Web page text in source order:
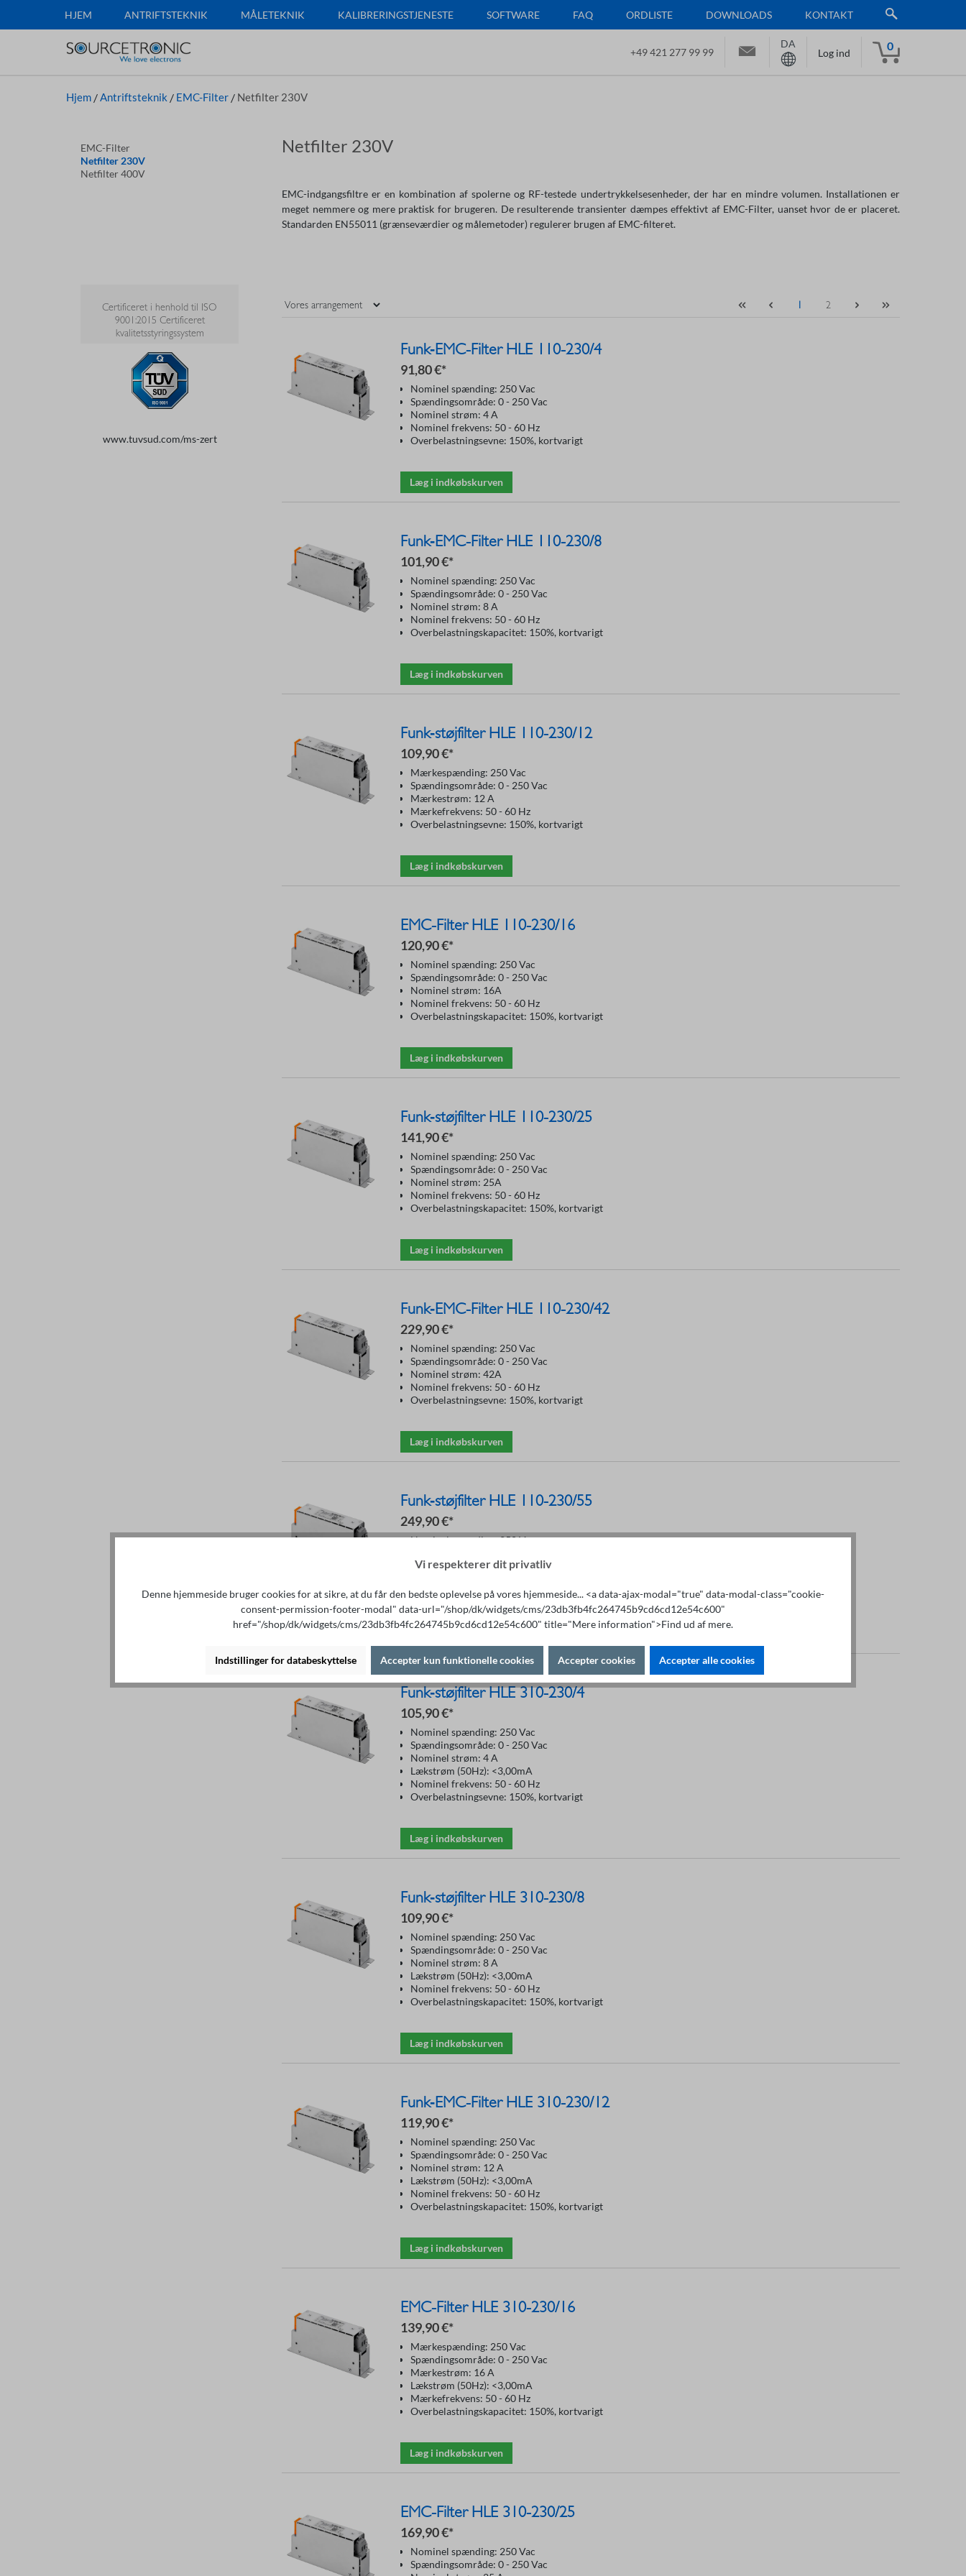
HJEM ANTRIFTSTEKNIK MÅLETEKNIK KALIBRERINGSTJENESTE SOFTWARE FAQ ORDLISTE DOWNLOADS KONTAKT
+49 421 277 99 99
DA
Log ind
0
Hjem /Antriftsteknik / EMC-Filter / Netfilter 230V
EMC-Filter
Netfilter 230V
Netfilter 400V
Certificeret i henhold til ISO
9001:2015 Certificeret
kvalitetsstyringssystem
www.tuvsud.com/ms-zert
Netfilter 230V
EMC-indgangsfiltre er en kombination af spolerne og RF-testede undertrykkelsesenheder, der har en mindre volumen. Installationen er
meget nemmere og mere praktisk for brugeren. De resulterende transienter dæmpes effektivt af EMC-Filter, uanset hvor de er placeret.
Standarden EN55011 (grænseværdier og målemetoder) regulerer brugen af EMC-filteret.
1 2
Funk‑EMC-Filter HLE 110-230/4
91,80 €*
Nominel spænding: 250 Vac
Spændingsområde: 0 - 250 Vac
Nominel strøm: 4 A
Nominel frekvens: 50 - 60 Hz
Overbelastningsevne: 150%, kortvarigt
Læg i indkøbskurven
Funk‑EMC-Filter HLE 110-230/8
101,90 €*
Nominel spænding: 250 Vac
Spændingsområde: 0 - 250 Vac
Nominel strøm: 8 A
Nominel frekvens: 50 - 60 Hz
Overbelastningskapacitet: 150%, kortvarigt
Læg i indkøbskurven
Funk‑støjfilter HLE 110-230/12
109,90 €*
Mærkespænding: 250 Vac
Spændingsområde: 0 - 250 Vac
Mærkestrøm: 12 A
Mærkefrekvens: 50 - 60 Hz
Overbelastningsevne: 150%, kortvarigt
Læg i indkøbskurven
EMC-Filter HLE 110-230/16
120,90 €*
Nominel spænding: 250 Vac
Spændingsområde: 0 - 250 Vac
Nominel strøm: 16A
Nominel frekvens: 50 - 60 Hz
Overbelastningskapacitet: 150%, kortvarigt
Læg i indkøbskurven
Funk‑støjfilter HLE 110-230/25
141,90 €*
Nominel spænding: 250 Vac
Spændingsområde: 0 - 250 Vac
Nominel strøm: 25A
Nominel frekvens: 50 - 60 Hz
Overbelastningskapacitet: 150%, kortvarigt
Læg i indkøbskurven
Funk‑EMC-Filter HLE 110-230/42
229,90 €*
Nominel spænding: 250 Vac
Spændingsområde: 0 - 250 Vac
Nominel strøm: 42A
Nominel frekvens: 50 - 60 Hz
Overbelastningsevne: 150%, kortvarigt
Læg i indkøbskurven
Funk‑støjfilter HLE 110-230/55
249,90 €*
Nominel spænding: 250 Vac
Nominel strøm: 55A
Overbelastningsevne: 150%, kortvarigt
Funk‑støjfilter HLE 310-230/4
105,90 €*
Nominel spænding: 250 Vac
Spændingsområde: 0 - 250 Vac
Nominel strøm: 4 A
Lækstrøm (50Hz): <3,00mA
Nominel frekvens: 50 - 60 Hz
Overbelastningsevne: 150%, kortvarigt
Læg i indkøbskurven
Funk‑støjfilter HLE 310-230/8
109,90 €*
Nominel spænding: 250 Vac
Spændingsområde: 0 - 250 Vac
Nominel strøm: 8 A
Lækstrøm (50Hz): <3,00mA
Nominel frekvens: 50 - 60 Hz
Overbelastningskapacitet: 150%, kortvarigt
Læg i indkøbskurven
Funk‑EMC-Filter HLE 310-230/12
119,90 €*
Nominel spænding: 250 Vac
Spændingsområde: 0 - 250 Vac
Nominel strøm: 12 A
Lækstrøm (50Hz): <3,00mA
Nominel frekvens: 50 - 60 Hz
Overbelastningskapacitet: 150%, kortvarigt
Læg i indkøbskurven
EMC-Filter HLE 310-230/16
139,90 €*
Mærkespænding: 250 Vac
Spændingsområde: 0 - 250 Vac
Mærkestrøm: 16 A
Lækstrøm (50Hz): <3,00mA
Mærkefrekvens: 50 - 60 Hz
Overbelastningskapacitet: 150%, kortvarigt
Læg i indkøbskurven
EMC-Filter HLE 310-230/25
169,90 €*
Nominel spænding: 250 Vac
Spændingsområde: 0 - 250 Vac
Vi respekterer dit privatliv
Denne hjemmeside bruger cookies for at sikre, at du får den bedste oplevelse på vores hjemmeside... <a data-ajax-modal="true" data-modal-class="cookie-
consent-permission-footer-modal" data-url="/shop/dk/widgets/cms/23db3fb4fc264745b9cd6cd12e54c600"
href="/shop/dk/widgets/cms/23db3fb4fc264745b9cd6cd12e54c600" title="Mere information">Find ud af mere.
Indstillinger for databeskyttelse Accepter kun funktionelle cookies Accepter cookies Accepter alle cookies